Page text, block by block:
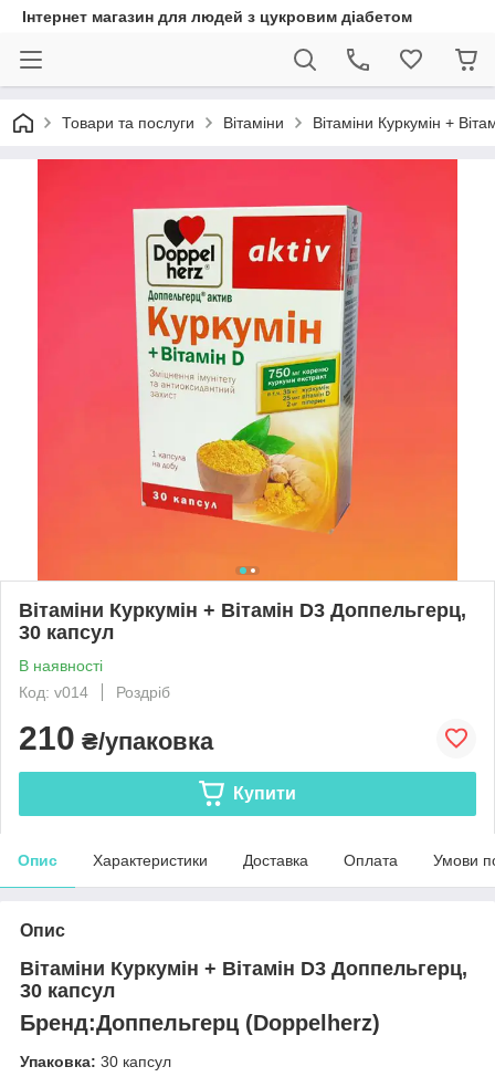
Інтернет магазин для людей з цукровим діабетом
Товари та послуги Вітаміни Вітаміни Куркумін +
Вітаміни Куркумін + Вітамін D3 Доппельгерц,
30 капсул
В наявності
Код: v014
Роздріб
210 ₴/упаковка
Купити
Опис Характеристики Доставка Оплата Умови
Опис
Вітаміни Куркумін + Вітамін D3 Доппельгерц,
30 капсул
Бренд:Доппельгерц (Doppelherz)
Упаковка: 30 капсул